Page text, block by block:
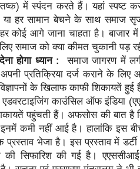
में स्पंदन करते हैं। यहां स्पष्ट
या हर सामान बेचने के साथ
कोई आगे जाना चाहता है। बाजार
समाज को क्या कीमत चुकानी पड़
होगा ध्यान :
समाज जागरण में
प्रतिक्रिया दर्ज कराने के
के खिलाफ काफी शिकायतें हुई
काउंसिल ऑफ इंडिया
पहुंचती हैं। अफसोस की बात है
कमी नहीं आई है। हालांकि इस
भेजा है। इस प्रस्ताव में डर्टी
सिफारिश की गई है। एएससीआई